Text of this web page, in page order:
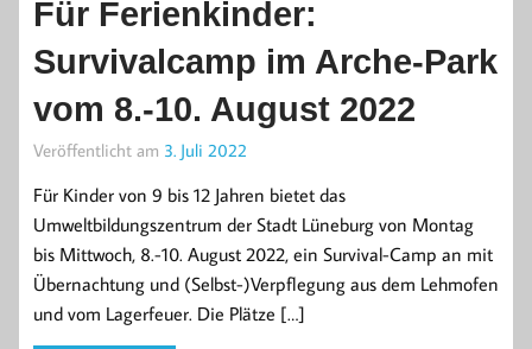
Für Ferienkinder:
Survivalcamp im Arche-Park
vom 8.-10. August 2022
Veröffentlicht am 3. Juli 2022
Für Kinder von 9 bis 12 Jahren bietet das
Umweltbildungszentrum der Stadt Lüneburg von Montag
bis Mittwoch, 8.-10. August 2022, ein Survival-Camp an mit
Übernachtung und (Selbst-)Verpflegung aus dem Lehmofen
und vom Lagerfeuer. Die Plätze […]